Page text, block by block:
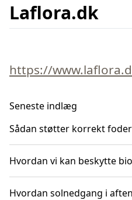
Laflora.dk
https://
Seneste indlæg
Sådan støtter korrekt
Hvordan vi kan beskytte
Hvordan solnedgang i